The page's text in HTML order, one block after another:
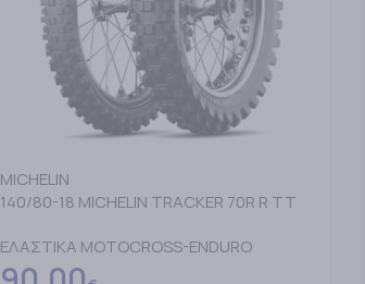
MICHELIN
140/80-18 MICHELIN TRACKER 70R R TT
ΕΛΑΣΤΙΚΑ MOTOCROSS-ENDURO